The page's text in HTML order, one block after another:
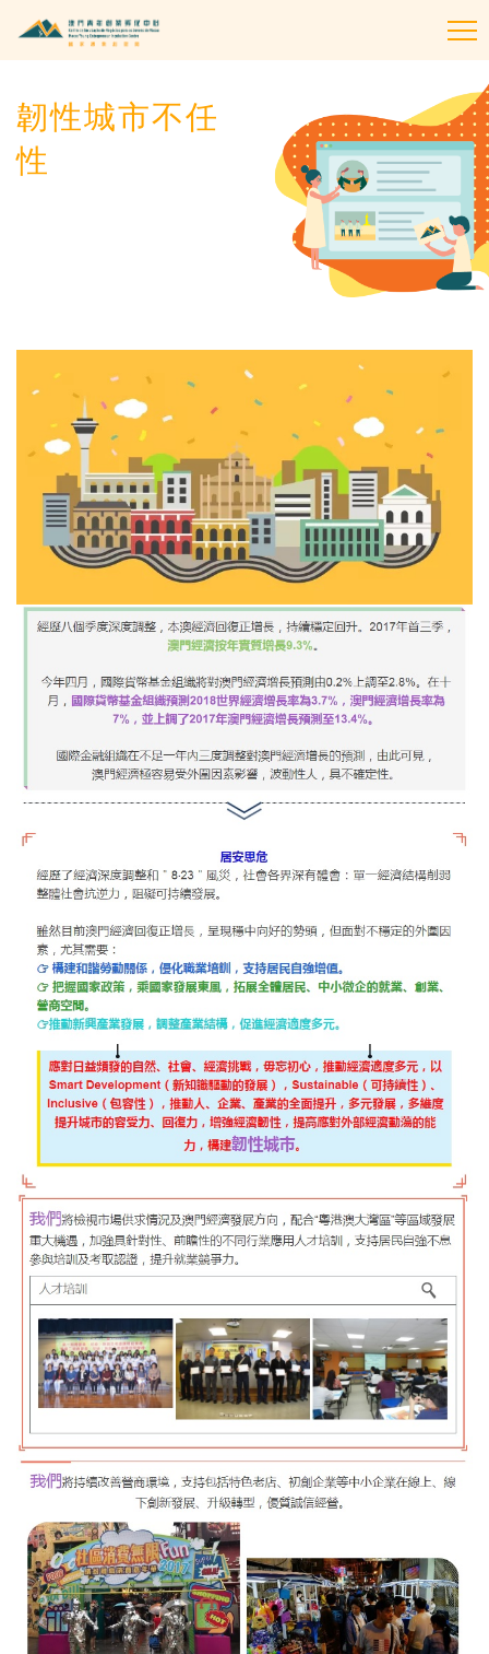
韌性城市不任
性